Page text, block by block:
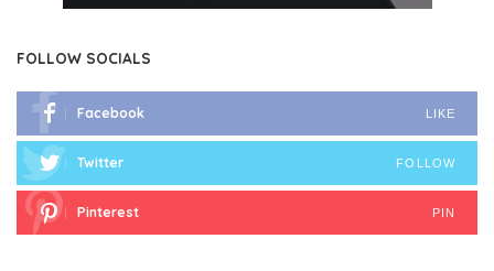
FOLLOW SOCIALS
Facebook LIKE
Twitter FOLLOW
Pinterest PIN